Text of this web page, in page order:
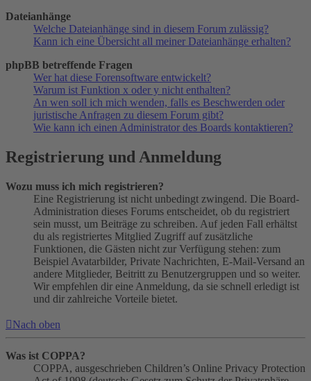
Dateianhänge
Welche Dateianhänge sind in diesem Forum zulässig?
Kann ich eine Übersicht all meiner Dateianhänge erhalten?
phpBB betreffende Fragen
Wer hat diese Forensoftware entwickelt?
Warum ist Funktion x oder y nicht enthalten?
An wen soll ich mich wenden, falls es Beschwerden oder
juristische Anfragen zu diesem Forum gibt?
Wie kann ich einen Administrator des Boards kontaktieren?
Registrierung und Anmeldung
Wozu muss ich mich registrieren?
Eine Registrierung ist nicht unbedingt zwingend. Die Board-
Administration dieses Forums entscheidet, ob du registriert
sein musst, um Beiträge zu schreiben. Auf jeden Fall erhältst
du als registriertes Mitglied Zugriff auf zusätzliche
Funktionen, die Gästen nicht zur Verfügung stehen: zum
Beispiel Avatarbilder, Private Nachrichten, E-Mail-Versand an
andere Mitglieder, Beitritt zu Benutzergruppen und so weiter.
Wir empfehlen dir eine Anmeldung, da sie schnell erledigt ist
und dir zahlreiche Vorteile bietet.
Nach oben
Was ist COPPA?
COPPA, ausgeschrieben Children’s Online Privacy Protection